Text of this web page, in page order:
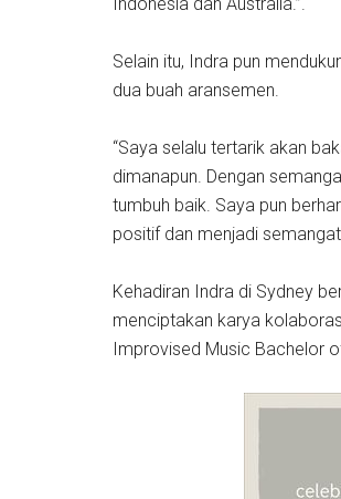
Selain itu, Indra pun
dua buah aransemen.
“Saya selalu tertarik akan
dimanapun. Dengan
tumbuh baik. Saya pun
positif dan menjadi
Kehadiran Indra di Sydney
menciptakan karya
Improvised Music Bachelor